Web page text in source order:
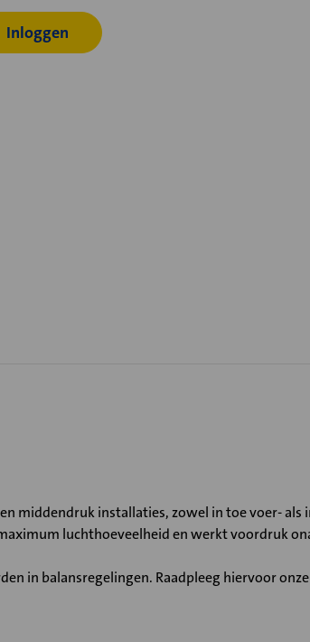
Inloggen
middendruk installaties, zowel in toe voer- als
luchthoeveelheid en werkt voordruk
in balansregelingen. Raadpleeg hiervoor